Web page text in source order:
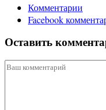
Комментарии
Facebook
Оставить